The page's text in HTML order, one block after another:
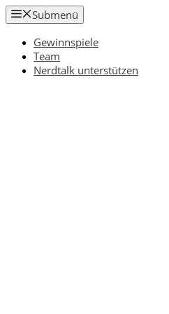
Zum
Inhalt
springen
Submenü
Gewinnspiele
Team
Nerdtalk unterstützen